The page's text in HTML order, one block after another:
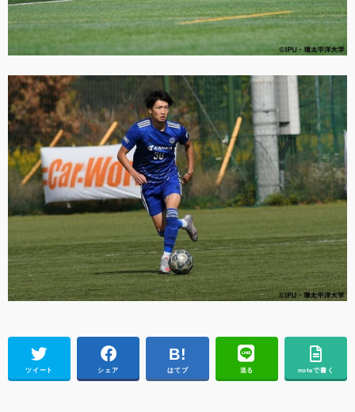
ツイート シェア はてブ 送る noteで書く